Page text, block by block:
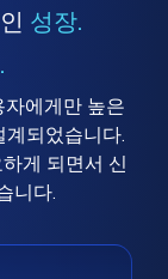
성장.
에게만 높은
되었습니다.
게 되면서 신
니다.